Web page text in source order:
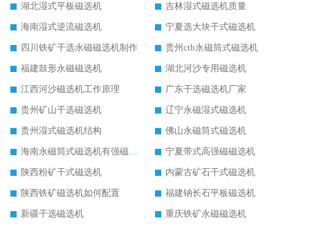
湖北湿式平板磁选机
吉林湿式磁选机质量
海南湿式逆流磁选机
宁夏选大块干式磁选机
四川铁矿干选永磁磁选机制作
贵州ctb永磁筒式磁选机
福建鼓形永磁磁选机
湖北河沙专用磁选机
江西河沙磁选机工作原理
广东干选磁选机厂家
贵州矿山干选磁选机
辽宁永磁湿式磁选机
贵州湿式磁选机结构
佛山永磁筒式磁选机
海南永磁筒式磁选机有强磁的吗
宁夏带式高强磁磁选机
陕西粉矿干式磁选机
内蒙古矿石干式磁选机
陕西铁矿磁选机如何配置
福建钠长石平板磁选机
新疆干选磁选机
重庆铁矿永磁磁选机